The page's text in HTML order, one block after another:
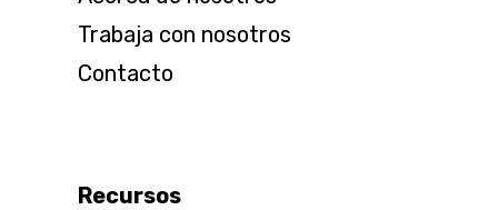
Trabaja con nosotros
Contacto
Recursos